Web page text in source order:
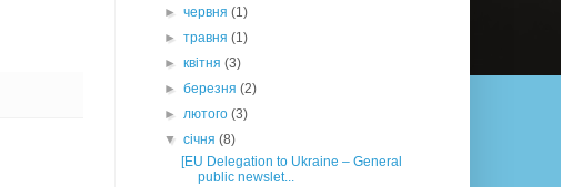
►червня(1)
►травня(1)
►квітня(3)
►березня(2)
►лютого(3)
▼січня(8)
[EU Delegation to Ukraine – General
public newslet...